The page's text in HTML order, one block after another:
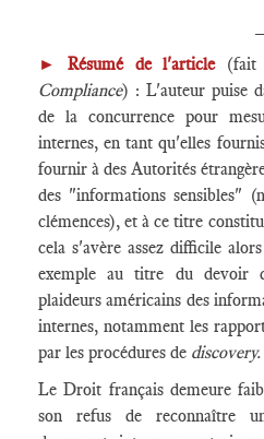
► Résumé de l'article
Compliance) : L'auteur puise
de la concurrence pour
internes, en tant qu'elles
fournir à des Autorités
des "informations sensibles"
clémences), et à ce titre
cela s'avère assez difficile
exemple au titre du devoir
plaideurs américains des
internes, notamment les
par les procédures de discovery.
Le Droit français demeure
son refus de reconnaître